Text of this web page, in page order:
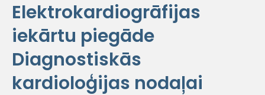
Elektrokardiogrāfijas
iekārtu piegāde
Diagnostiskās
kardioloģijas nodaļai